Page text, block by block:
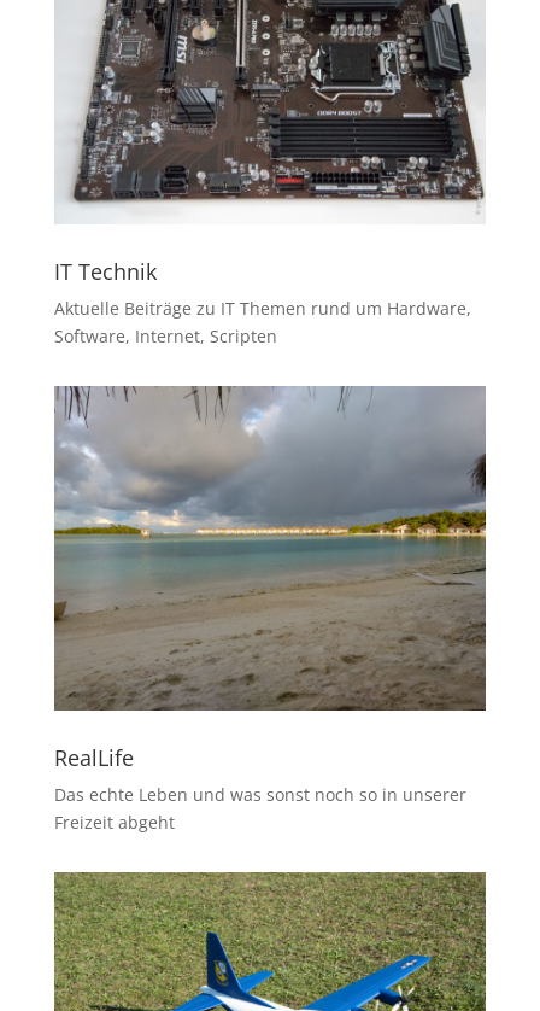
IT Technik
Aktuelle Beiträge zu IT Themen rund um Hardware,
Software, Internet, Scripten
RealLife
Das echte Leben und was sonst noch so in unserer
Freizeit abgeht